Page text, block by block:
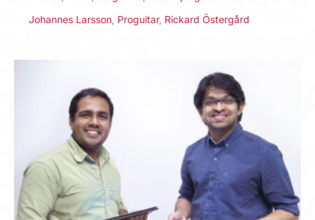
Johannes Larsson Proguitar, Rickard Östergård